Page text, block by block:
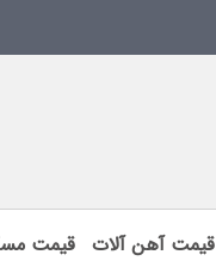
قیمت آهن آلات قیمت